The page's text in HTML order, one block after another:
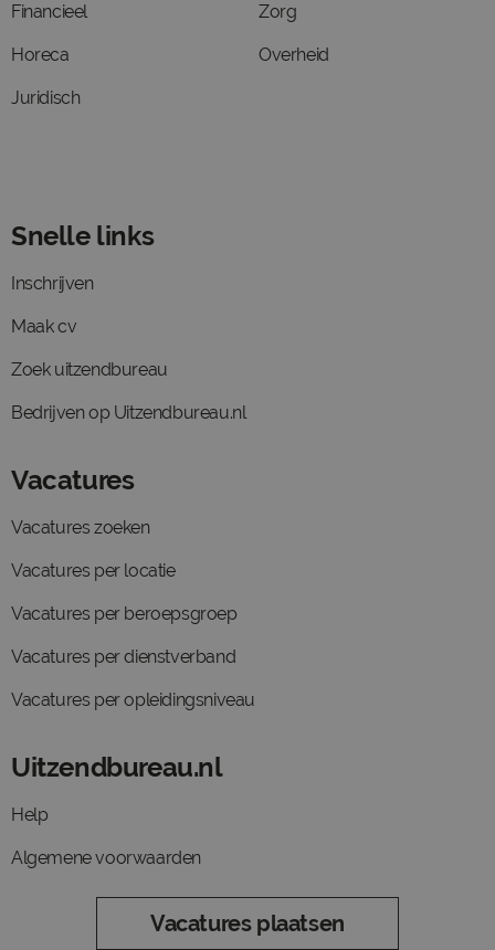
Financieel
Horeca
Juridisch
Zorg
Overheid
Snelle links
Inschrijven
Maak cv
Zoek uitzendbureau
Bedrijven op Uitzendbureau.nl
Vacatures
Vacatures zoeken
Vacatures per locatie
Vacatures per beroepsgroep
Vacatures per dienstverband
Vacatures per opleidingsniveau
Uitzendbureau.nl
Help
Algemene voorwaarden
Vacatures plaatsen